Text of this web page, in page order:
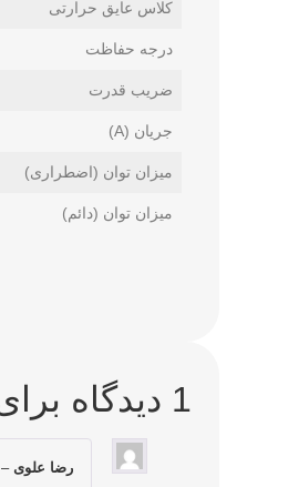
کلاس عایق حرارتی
درجه حفاظت
ضریب قدرت
جریان (A)
میزان توان (اضطراری)
میزان توان (دائم)
1 دیدگاه برای
رضا علوی–